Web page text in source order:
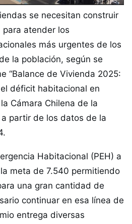
se necesitan construir
para atender los
más urgentes de los
la población, según se
“Balance de Vivienda 2025:
déficit habitacional en
Cámara Chilena de la
a partir de los datos de la
Habitacional (PEH) a
meta de 7.540 permitiendo
una gran cantidad de
continuar en esa línea de
entrega diversas